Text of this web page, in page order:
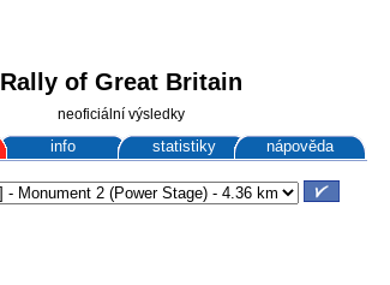
Rally of Great Britain
neoficiální výsledky
info statistiky nápověda